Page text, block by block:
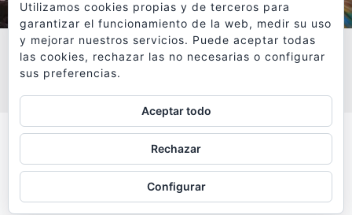
VER MÁS
Todos los textos y fotografías de
www.viajesyfotografia.comson propiedad de su autor
y están protegidos por © Copyright
Utilizamos cookies propias y de terceros para
garantizar el funcionamiento de la web, medir su uso
y mejorar nuestros servicios. Puede aceptar todas
las cookies, rechazar las no necesarias o configurar
sus preferencias.
Aceptar todo
Rechazar
Configurar